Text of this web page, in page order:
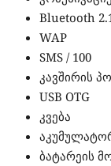
Bluetooth
WAP
SMS / 100
კავშირის
USB OTG
კვება
ბატარეის